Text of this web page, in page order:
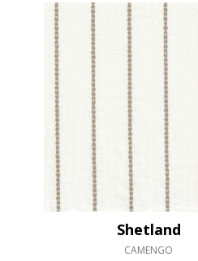
Shetland
CAMENGO